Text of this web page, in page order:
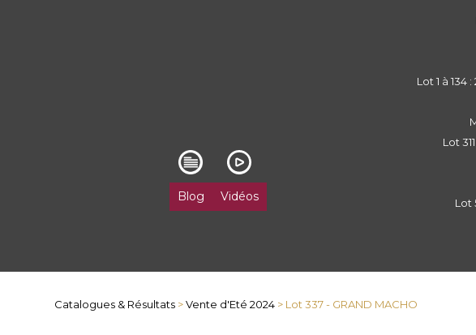
Blog Vidéos
Lot 1 à 134
Lot
Lot
Catalogues & Résultats >Vente d'Eté 2024 > Lot 337 - GRAND MACHO